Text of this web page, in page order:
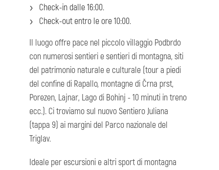
Check-in dalle 16:00.
Check-out entro le ore 10:00.
Il luogo offre pace nel piccolo villaggio Podbrdo
con numerosi sentieri e sentieri di montagna, siti
del patrimonio naturale e culturale (tour a piedi
del confine di Rapallo, montagne di Črna prst,
Porezen, Lajnar, Lago di Bohinj - 10 minuti in treno
ecc.). Ci troviamo sul nuovo Sentiero Juliana
(tappa 9) ai margini del Parco nazionale del
Triglav.
Ideale per escursioni e altri sport di montagna